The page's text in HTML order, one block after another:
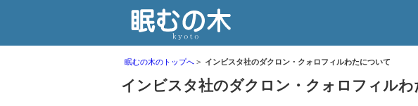
眠むの木のトップへ インビスタ社のダクロン・クォロフィルわたについて
インビスタ社のダクロン・クォロフィル